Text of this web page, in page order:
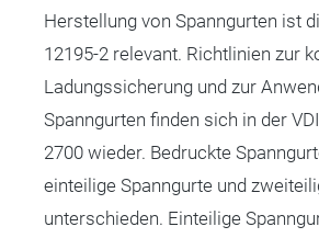
Herstellung von Spanngurten ist
12195-2 relevant. Richtlinien zur
Ladungssicherung und zur
Spanngurten finden sich in der
2700 wieder. Bedruckte
einteilige Spanngurte und
unterschieden. Einteilige